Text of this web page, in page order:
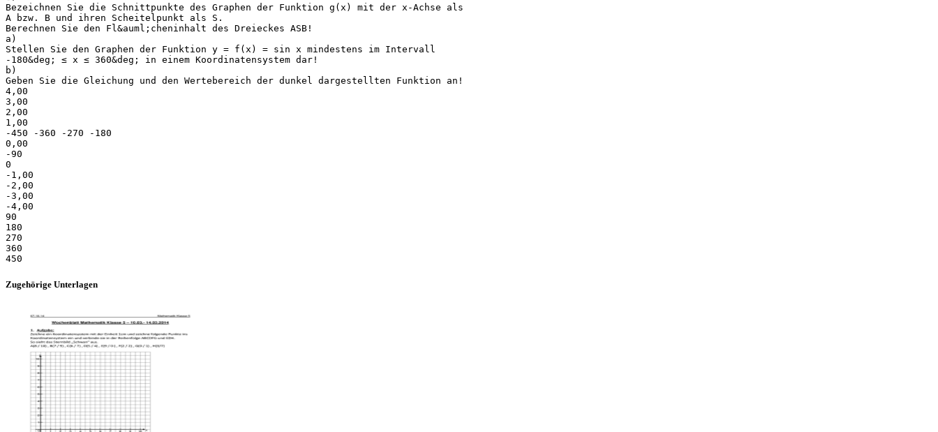
Bezeichnen Sie die Schnittpunkte des Graphen der Funktion g(x) mit der x-Achse als
A bzw. B und ihren Scheitelpunkt als S.
Berechnen Sie den Fl&auml;cheninhalt des Dreieckes ASB!
a)
Stellen Sie den Graphen der Funktion y = f(x) = sin x mindestens im Intervall
-180&deg; ≤ x ≤ 360&deg; in einem Koordinatensystem dar!
b)
Geben Sie die Gleichung und den Wertebereich der dunkel dargestellten Funktion an!
4,00
3,00
2,00
1,00
-450 -360 -270 -180
0,00
-90
0
-1,00
-2,00
-3,00
-4,00
90
180
270
360
Zugehörige Unterlagen